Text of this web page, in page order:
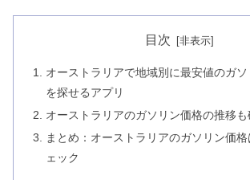
目次
オーストラリアで地域別に最安値のガ
を探せるアプリ
オーストラリアのガソリン価格の推移
まとめ：オーストラリアのガソリン価
ェック